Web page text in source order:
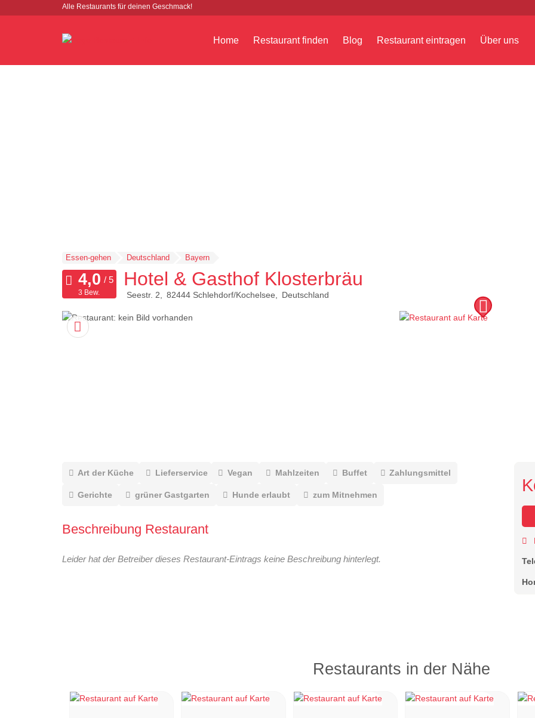
Alle Restaurants für deinen Geschmack!
Home Restaurant finden Blog Restaurant eintragen Über uns
Essen-gehen Deutschland Bayern
Hotel & Gasthof Klosterbräu
Seestr. 2 82444 Schlehdorf/Kochelsee Deutschland
3 Bew.
Art der Küche Lieferservice Vegan Mahlzeiten Buffet Zahlungsmittel
Gerichte grüner Gastgarten Hunde erlaubt zum Mitnehmen
Beschreibung Restaurant
Leider hat der Betreiber dieses Restaurant-Eintrags keine Beschreibung hinterlegt.
Restaurants in der Nähe